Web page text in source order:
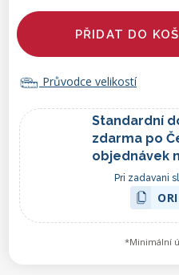
PŘIDAT DO
Průvodce velikostí
Standardní
zdarma po
objednávek
Pri zadavani
*Minimální